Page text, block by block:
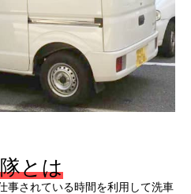
とは
事されている時間を利用して洗車